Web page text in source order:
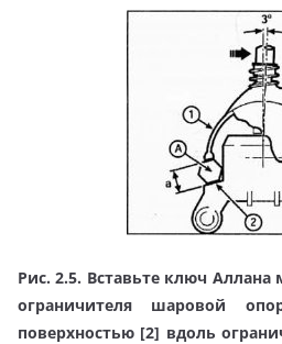
Рис. 2.5. Вставьте ключ
ограничителя шаровой
поверхностью [2] вдоль